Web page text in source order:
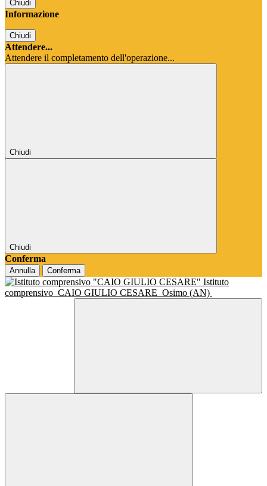
Chiudi
Informazione
Chiudi
Attendere...
Attendere il completamento dell'operazione...
Chiudi
Chiudi
Conferma
Annulla Conferma
Istituto
comprensivo CAIO GIULIO CESARE Osimo (AN)